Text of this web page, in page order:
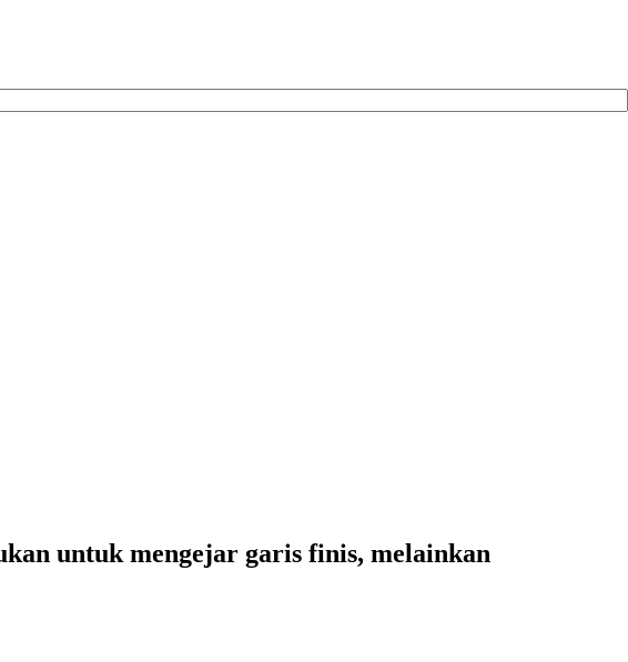
untuk mengejar garis finis, melainkan